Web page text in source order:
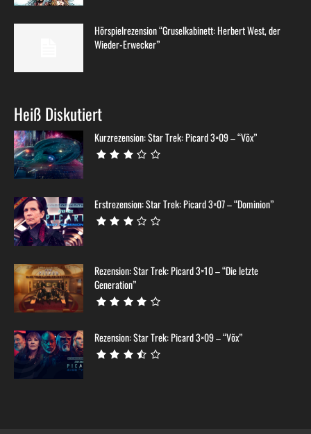
Hörspielrezension “Gruselkabinett: Herbert West, der
Wieder-Erwecker”
Heiß Diskutiert
Kurzrezension: Star Trek: Picard 3×09 – “Võx”
Erstrezension: Star Trek: Picard 3×07 – “Dominion”
Rezension: Star Trek: Picard 3×10 – “Die letzte
Generation”
Rezension: Star Trek: Picard 3×09 – “Võx”